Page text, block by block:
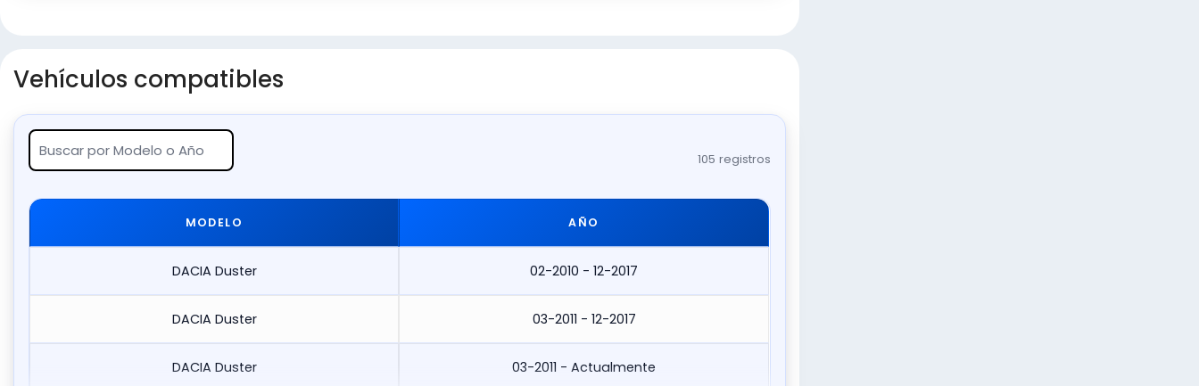
Vehículos compatibles
105 registros
MODELO AÑO
DACIA Duster 02-2010 - 12-2017
DACIA Duster 03-2011 - 12-2017
DACIA Duster 03-2011 - Actualmente